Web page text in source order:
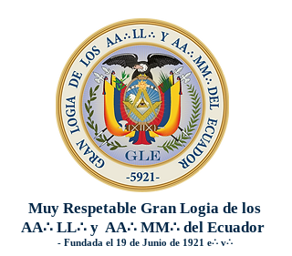
Muy Respetable Gran Logia de los
AA∴LL∴ y AA∴MM∴del Ecuador
- Fundada el 19 de Junio de 1921 e∴ v∴